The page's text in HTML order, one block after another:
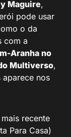
Maguire,
pode usar
o da
com a
Aranha no
Multiverso,
nos
recente
Para Casa)